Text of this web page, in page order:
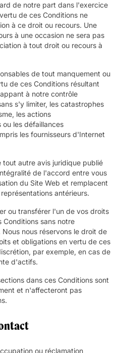
de notre part dans l'exercice
de ces Conditions ne
à ce droit ou recours. Une
à une occasion ne sera pas
à tout droit ou recours à
de tout manquement ou
de ces Conditions résultant
à notre contrôle
s'y limiter, les catastrophes
les actions
ou les défaillances
les fournisseurs d'Internet
tout autre avis juridique publié
de l'accord entre vous
du Site Web et remplacent
antérieurs.
ou transférer l'un de vos droits
sans notre
nous réservons le droit de
et obligations en vertu de ces
par exemple, en cas de
d'actifs.
dans ces Conditions sont
et n'affecteront pas
ou réclamation